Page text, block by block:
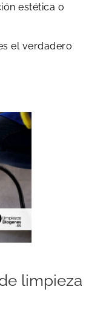
estética o
el verdadero
limpieza